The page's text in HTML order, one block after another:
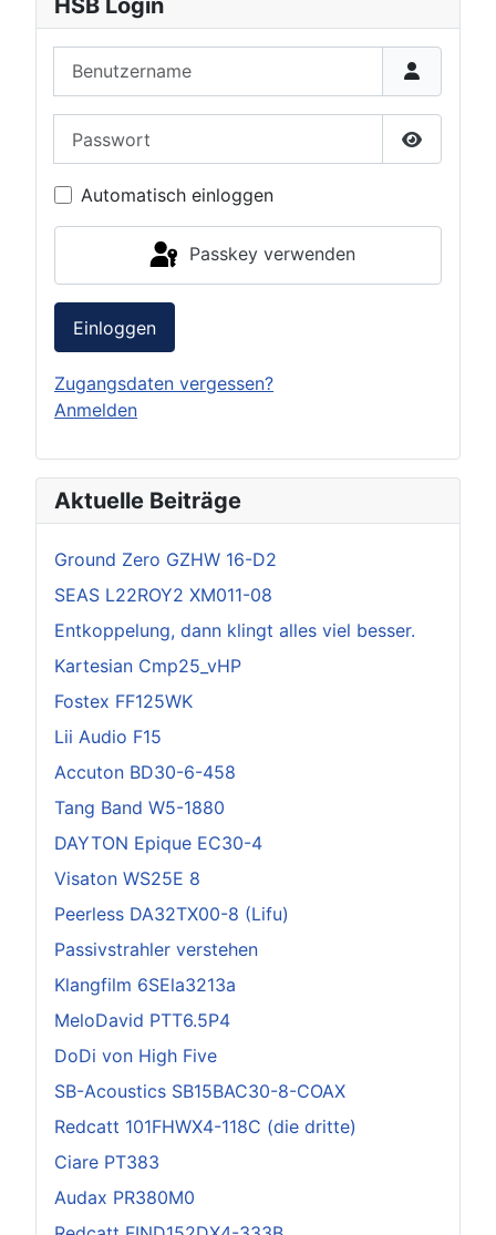
HSB Login
Passwort
Automatisch einloggen
Passkey verwenden
Einloggen
Zugangsdaten vergessen?
Anmelden
Aktuelle Beiträge
Ground Zero GZHW 16-D2
SEAS L22ROY2 XM011-08
Entkoppelung, dann klingt alles viel besser.
Kartesian Cmp25_vHP
Fostex FF125WK
Lii Audio F15
Accuton BD30-6-458
Tang Band W5-1880
DAYTON Epique EC30-4
Visaton WS25E 8
Peerless DA32TX00-8 (Lifu)
Passivstrahler verstehen
Klangfilm 6SEla3213a
MeloDavid PTT6.5P4
DoDi von High Five
SB-Acoustics SB15BAC30-8-COAX
Redcatt 101FHWX4-118C (die dritte)
Ciare PT383
Audax PR380M0